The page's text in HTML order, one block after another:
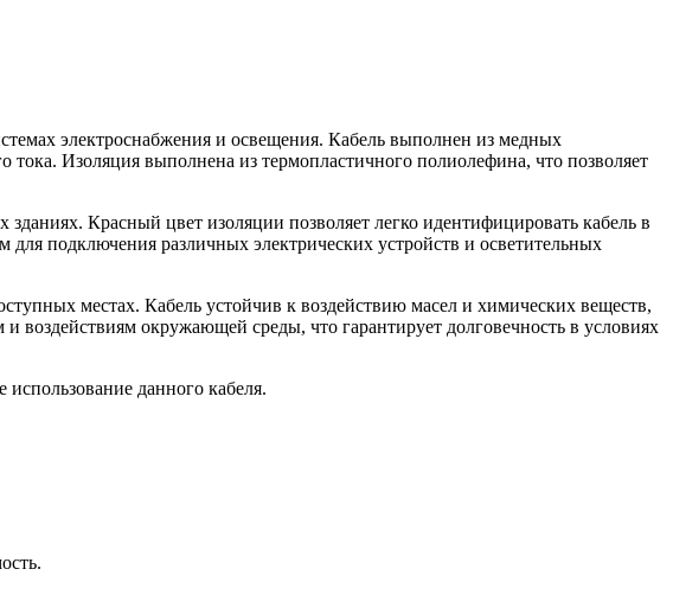
электроснабжения и освещения. Кабель выполнен из медных
Изоляция выполнена из термопластичного полиолефина, что позволяет
Красный цвет изоляции позволяет легко идентифицировать кабель в
подключения различных электрических устройств и осветительных
местах. Кабель устойчив к воздействию масел и химических веществ,
воздействиям окружающей среды, что гарантирует долговечность в условиях
данного кабеля.